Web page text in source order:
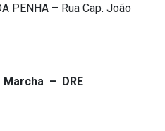
PENHA – Rua Cap. João
Marcha – DRE